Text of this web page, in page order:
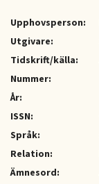
Upphovsperson:
Utgivare:
Tidskrift/källa:
Nummer:
År:
ISSN:
Språk:
Relation:
Ämnesord: